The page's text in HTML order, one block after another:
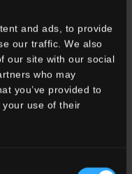
and ads, to provide
our traffic. We also
our site with our social
who may
you’ve provided to
your use of their